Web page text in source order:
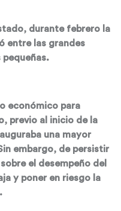
durante febrero la
entre las grandes
pequeñas.
económico para
previo al inicio de la
una mayor
embargo, de persistir
el desempeño del
y poner en riesgo la